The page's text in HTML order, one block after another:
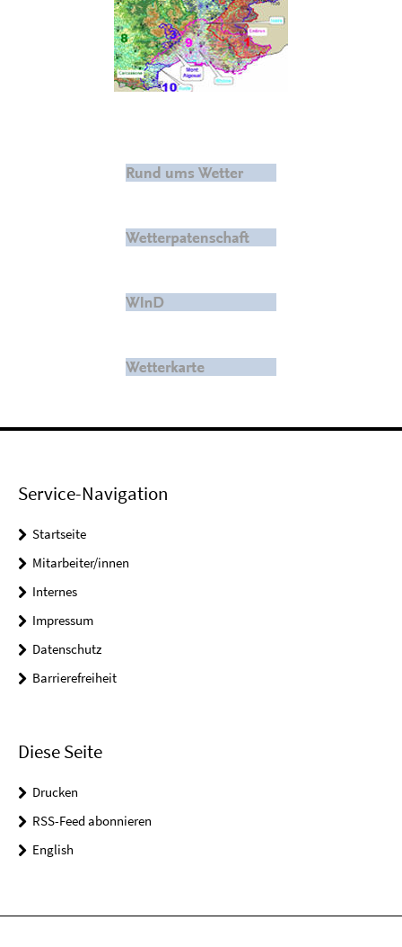
Service-Navigation
Startseite
Mitarbeiter/innen
Internes
Impressum
Datenschutz
Barrierefreiheit
Diese Seite
Drucken
RSS-Feed abonnieren
English